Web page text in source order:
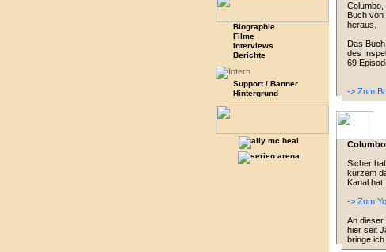
Biographie
Filme
Interviews
Berichte
Support / Banner
Hintergrund
Buch von
heraus.
Das
des
69
-> Zum
Sicher
kurzem
Kanal hat:
-> Zum
An dieser
hier seit
bringe